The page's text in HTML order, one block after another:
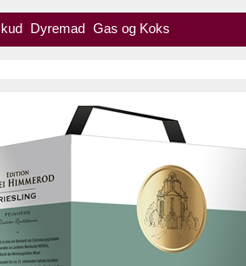
Dyremad Gas og Koks